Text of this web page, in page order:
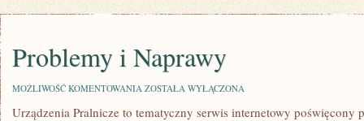
Problemy i Naprawy
MOŻLIWOŚĆ KOMENTOWANIA PROBLEMY
NAPRAWY
ZOSTAŁA WYŁĄCZONA
Urządzenia Pralnicze to tematyczny serwis internetowy poświęcony